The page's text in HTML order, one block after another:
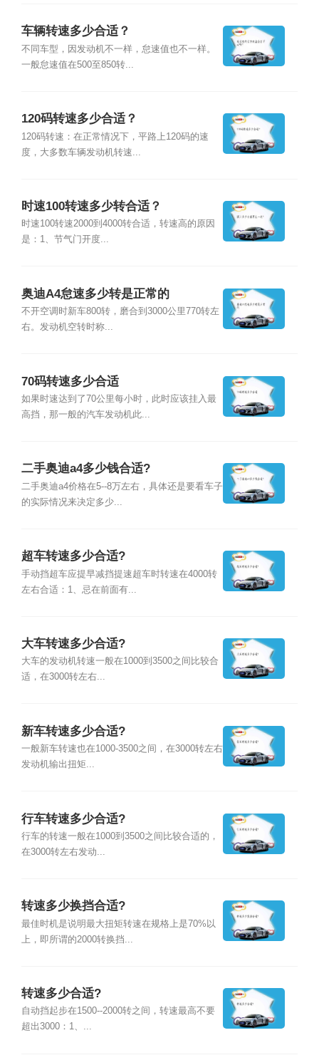
车辆转速多少合适？
不同车型，因发动机不一样，怠速值也不一样。
一般怠速值在500至850转...
120码转速多少合适？
120码转速：在正常情况下，平路上120码的速
度，大多数车辆发动机转速...
时速100转速多少转合适？
时速100转速2000到4000转合适，转速高的原因
是：1、节气门开度...
奥迪A4怠速多少转是正常的
不开空调时新车800转，磨合到3000公里770转左
右。发动机空转时称...
70码转速多少合适
如果时速达到了70公里每小时，此时应该挂入最
高挡，那一般的汽车发动机此...
二手奥迪a4多少钱合适?
二手奥迪a4价格在5--8万左右，具体还是要看车子
的实际情况来决定多少...
超车转速多少合适?
手动挡超车应提早减挡提速超车时转速在4000转
左右合适：1、忌在前面有...
大车转速多少合适?
大车的发动机转速一般在1000到3500之间比较合
适，在3000转左右...
新车转速多少合适?
一般新车转速也在1000-3500之间，在3000转左右
发动机输出扭矩...
行车转速多少合适?
行车的转速一般在1000到3500之间比较合适的，
在3000转左右发动...
转速多少换挡合适?
最佳时机是说明最大扭矩转速在规格上是70%以
上，即所谓的2000转换挡...
转速多少合适?
自动挡起步在1500--2000转之间，转速最高不要
超出3000：1、...